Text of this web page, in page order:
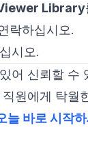
Library
락하십시오.
시오.
어 신뢰할 수
원에게 탁월
늘 바로 시작